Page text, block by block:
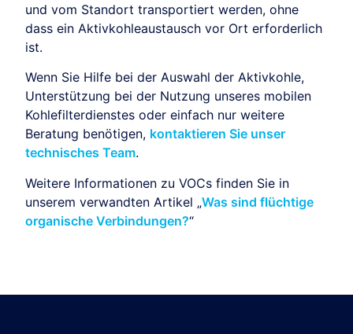
und vom Standort transportiert werden, ohne
dass ein Aktivkohleaustausch vor Ort erforderlich
ist.
Wenn Sie Hilfe bei der Auswahl der Aktivkohle,
Unterstützung bei der Nutzung unseres mobilen
Kohlefilterdienstes oder einfach nur weitere
Beratung benötigen, kontaktieren Sie unser
technisches Team.
Weitere Informationen zu VOCs finden Sie in
unserem verwandten Artikel „Was sind flüchtige
organische Verbindungen?“